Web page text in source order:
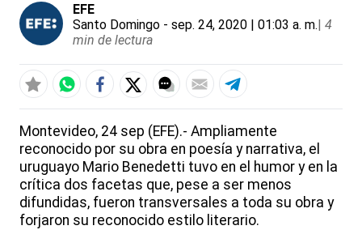
EFE
Santo Domingo - sep. 24, 2020 | 01:03 a. m.| 4
min de lectura
Montevideo, 24 sep (EFE).- Ampliamente
reconocido por su obra en poesía y narrativa, el
uruguayo Mario Benedetti tuvo en el humor y en la
crítica dos facetas que, pese a ser menos
difundidas, fueron transversales a toda su obra y
forjaron su reconocido estilo literario.